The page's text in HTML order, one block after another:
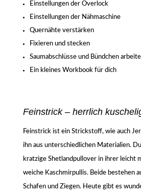
Einstellungen der Overlock
Einstellungen der Nähmaschine
Quernähte verstärken
Fixieren und stecken
Saumabschlüsse und Bündchen
Ein kleines Workbook für dich
Feinstrick – herrlich
Feinstrick ist ein Strickstoff, wie auch
ihn aus unterschiedlichen Materialien.
kratzige Shetlandpullover in ihrer leicht
weiche Kaschmirpullis. Beide bestehen
Schafen und Ziegen. Heute gibt es